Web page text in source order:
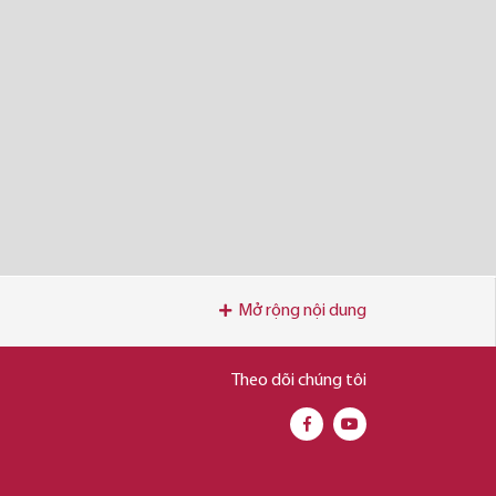
Mở rộng nội dung
Theo dõi chúng tôi